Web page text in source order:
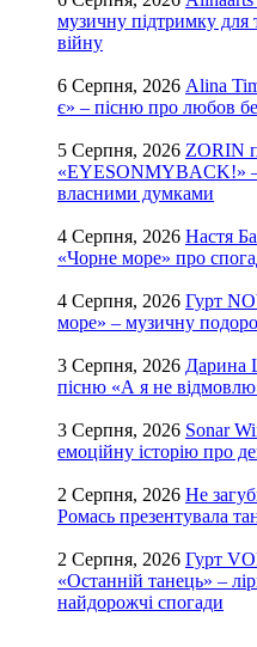
музичну підтримку
війну
6 Серпня, 2026 Alina
є» – пісню про любов
5 Серпня, 2026 ZORIN
«EYESONMYBACK!» –
власними думками
4 Серпня, 2026 Настя
«Чорне море» про
4 Серпня, 2026 Гурт
море» – музичну
3 Серпня, 2026 Дарина
пісню «А я не
3 Серпня, 2026 Sonar
емоційну історію про
2 Серпня, 2026 Не
Ромась презентувала
2 Серпня, 2026 Гурт
«Останній танець» –
найдорожчі спогади